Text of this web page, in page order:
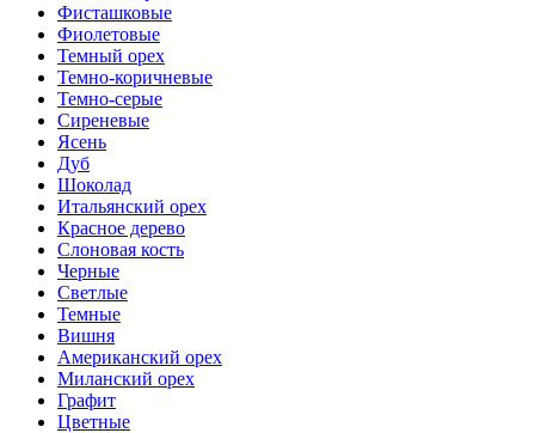
Фисташковые
Фиолетовые
Темный орех
Темно-коричневые
Темно-серые
Сиреневые
Ясень
Дуб
Шоколад
Итальянский орех
Красное дерево
Слоновая кость
Черные
Светлые
Темные
Вишня
Американский орех
Миланский орех
Графит
Цветные